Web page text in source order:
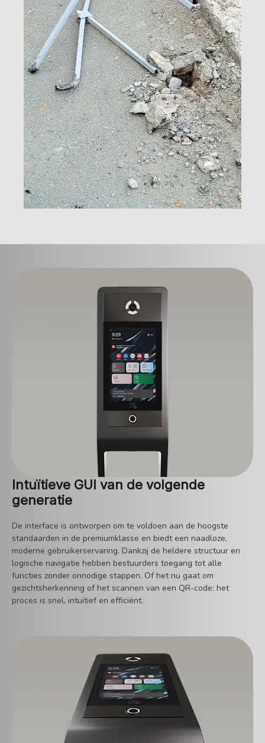
Intuïtieve GUI van de volgende
generatie
De interface is ontworpen om te voldoen aan de hoogste
standaarden in de premiumklasse en biedt een naadloze,
moderne gebruikerservaring. Dankzij de heldere structuur en
logische navigatie hebben bestuurders toegang tot alle
functies zonder onnodige stappen. Of het nu gaat om
gezichtsherkenning of het scannen van een QR-code: het
proces is snel, intuïtief en efficiënt.